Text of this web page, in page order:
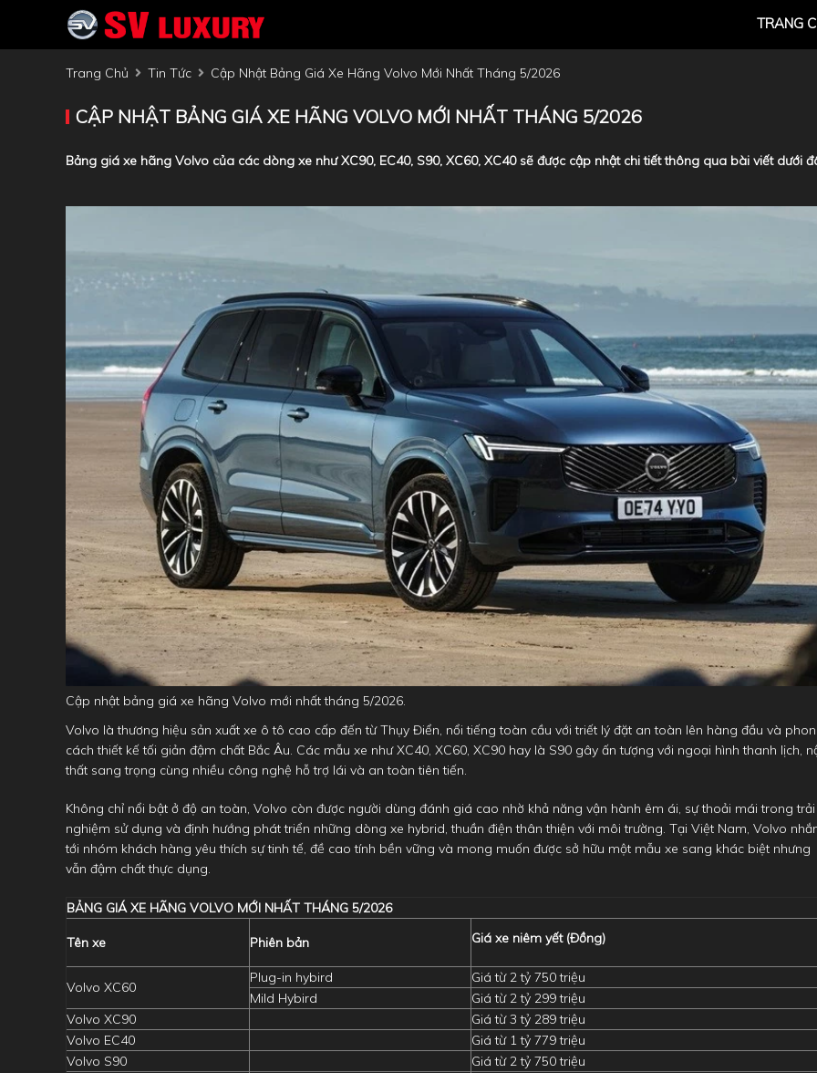
TRANG
Trang Chủ Tin Tức Cập Nhật Bảng Giá Xe Hãng Volvo Mới Nhất Tháng 5/2026
CẬP NHẬT BẢNG GIÁ XE HÃNG VOLVO MỚI NHẤT THÁNG 5/2026
Bảng giá xe hãng Volvo của các dòng xe như XC90, EC40, S90, XC60, XC40 sẽ được cập nhật chi tiết thông qua bài viết dưới
Cập nhật bảng giá xe hãng Volvo mới nhất tháng 5/2026.
Volvo là thương hiệu sản xuất xe ô tô cao cấp đến từ Thụy Điển, nổi tiếng toàn cầu với triết lý đặt an toàn lên hàng đầu và
cách thiết kế tối giản đậm chất Bắc Âu. Các mẫu xe như XC40, XC60, XC90 hay là S90 gây ấn tượng với ngoại hình thanh lịch,
thất sang trọng cùng nhiều công nghệ hỗ trợ lái và an toàn tiên tiến.
Không chỉ nổi bật ở độ an toàn, Volvo còn được người dùng đánh giá cao nhờ khả năng vận hành êm ái, sự thoải mái trong trải
nghiệm sử dụng và định hướng phát triển những dòng xe hybrid, thuần điện thân thiện với môi trường. Tại Việt Nam, Volvo
tới nhóm khách hàng yêu thích sự tinh tế, đề cao tính bền vững và mong muốn được sở hữu một mẫu xe sang khác biệt nhưng
vẫn đậm chất thực dụng.
BẢNG GIÁ XE HÃNG VOLVO MỚI NHẤT THÁNG 5/2026
Tên xe Phiên bản Giá xe niêm yết (Đồng)
Volvo XC60
Plug-in hybird
Giá từ 2 tỷ 750 triệu
Mild Hybird
Giá từ 2 tỷ 299 triệu
Volvo XC90
Giá từ 3 tỷ 289 triệu
Volvo EC40
Giá từ 1 tỷ 779 triệu
Volvo S90
Giá từ 2 tỷ 750 triệu